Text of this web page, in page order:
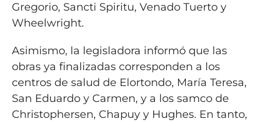
Gregorio, Sancti Spiritu, Venado Tuerto y
Wheelwright.
Asimismo, la legisladora informó que las
obras ya finalizadas corresponden a los
centros de salud de Elortondo, María Teresa,
San Eduardo y Carmen, y a los samco de
Christophersen, Chapuy y Hughes. En tanto,